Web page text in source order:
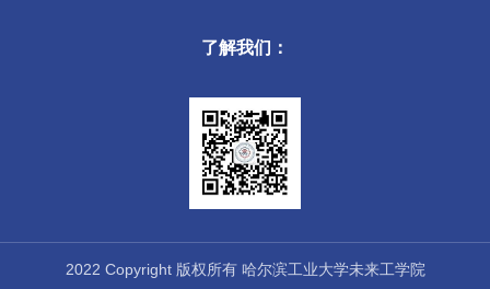
了解我们：
2022 Copyright 版权所有 哈尔滨工业大学未来工学院